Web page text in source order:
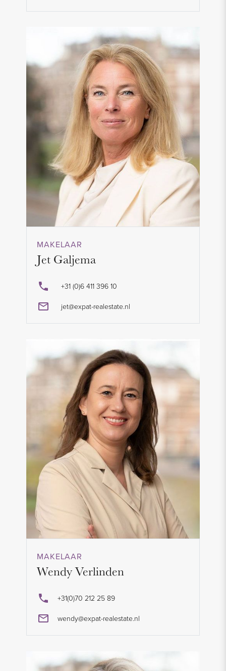
MAKELAAR
Jet Galjema
+31 (0)6 411 396 10
jet@expat-realestate.nl
MAKELAAR
Wendy Verlinden
+31(0)70 212 25 89
wendy@expat-realestate.nl